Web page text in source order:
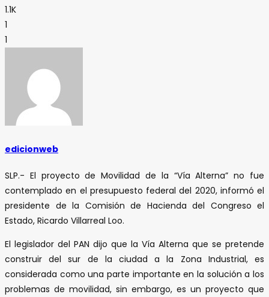
1.1K
1
1
edicionweb
SLP.- El proyecto de Movilidad de la “Vía Alterna” no fue
contemplado en el presupuesto federal del 2020, informó el
presidente de la Comisión de Hacienda del Congreso el
Estado, Ricardo Villarreal Loo.
El legislador del PAN dijo que la Vía Alterna que se pretende
construir del sur de la ciudad a la Zona Industrial, es
considerada como una parte importante en la solución a los
problemas de movilidad, sin embargo, es un proyecto que